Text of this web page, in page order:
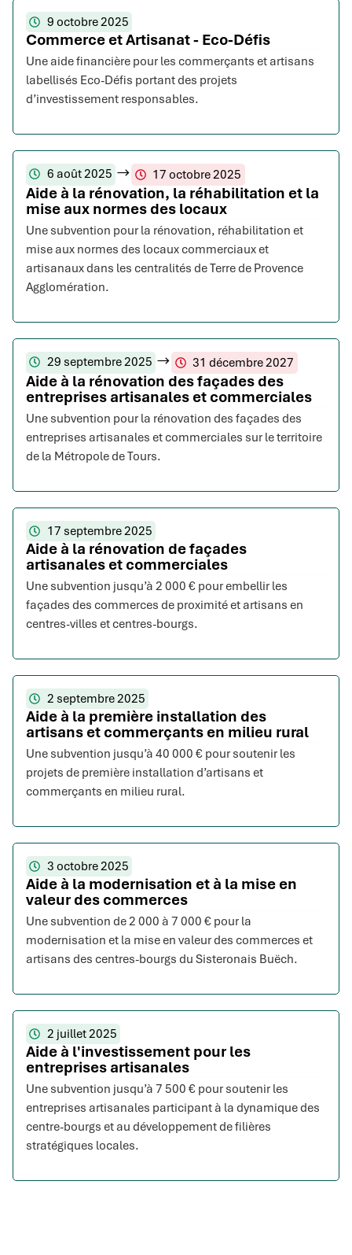
9 octobre 2025
Commerce et Artisanat - Eco-Défis
Une aide financière pour les commerçants et artisans
labellisés Eco-Défis portant des projets
d’investissement responsables.
6 août 2025 17 octobre 2025
Aide à la rénovation, la réhabilitation et la
mise aux normes des locaux
Une subvention pour la rénovation, réhabilitation et
mise aux normes des locaux commerciaux et
artisanaux dans les centralités de Terre de Provence
Agglomération.
29 septembre 2025 31 décembre 2027
Aide à la rénovation des façades des
entreprises artisanales et commerciales
Une subvention pour la rénovation des façades des
entreprises artisanales et commerciales sur le territoire
de la Métropole de Tours.
17 septembre 2025
Aide à la rénovation de façades
artisanales et commerciales
Une subvention jusqu’à 2 000 € pour embellir les
façades des commerces de proximité et artisans en
centres-villes et centres-bourgs.
2 septembre 2025
Aide à la première installation des
artisans et commerçants en milieu rural
Une subvention jusqu’à 40 000 € pour soutenir les
projets de première installation d’artisans et
commerçants en milieu rural.
3 octobre 2025
Aide à la modernisation et à la mise en
valeur des commerces
Une subvention de 2 000 à 7 000 € pour la
modernisation et la mise en valeur des commerces et
artisans des centres-bourgs du Sisteronais Buëch.
2 juillet 2025
Aide à l'investissement pour les
entreprises artisanales
Une subvention jusqu’à 7 500 € pour soutenir les
entreprises artisanales participant à la dynamique des
centre-bourgs et au développement de filières
stratégiques locales.